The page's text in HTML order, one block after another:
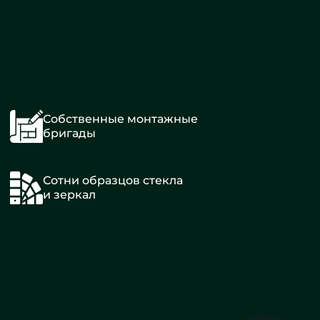
Собственные монтажные
бригады
Сотни образцов стекла
и зеркал